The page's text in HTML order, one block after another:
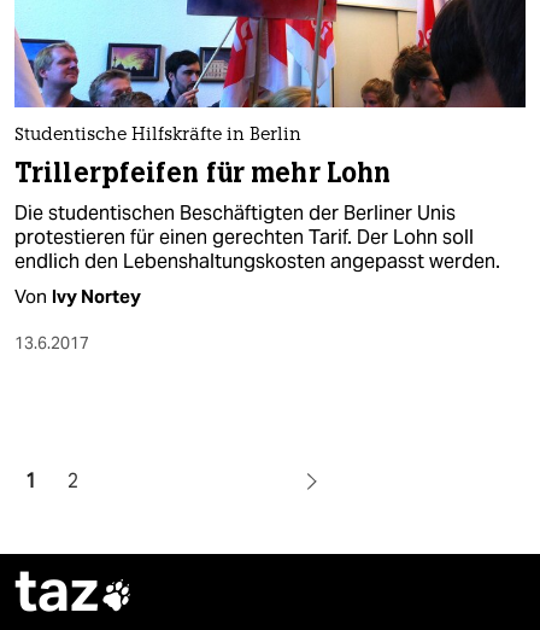
Studentische Hilfskräfte in Berlin
Trillerpfeifen für mehr Lohn
Die studentischen Beschäftigten der Berliner Unis
protestieren für einen gerechten Tarif. Der Lohn soll
endlich den Lebenshaltungskosten angepasst werden.
Von Ivy Nortey
13.6.2017
1 2
taz